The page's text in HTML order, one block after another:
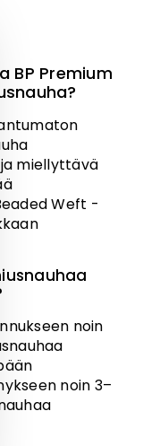
BP Premium
ja miellyttävä
Weft -
noin
noin 3–